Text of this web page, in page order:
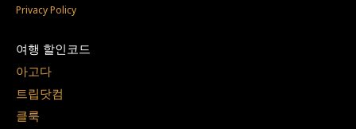
Privacy Policy
여행 할인코드
아고다
트립닷컴
클룩